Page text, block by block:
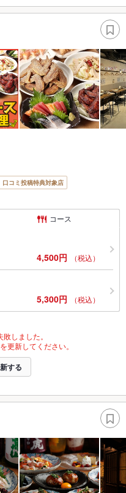
口コミ投稿特典対象店
コース
4,500円 （税込）
5,300円 （税込）
しました。
更新してください。
する